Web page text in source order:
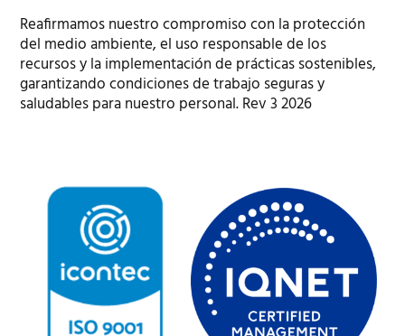
Reafirmamos nuestro compromiso con la protección
del medio ambiente, el uso responsable de los
recursos y la implementación de prácticas sostenibles,
garantizando condiciones de trabajo seguras y
saludables para nuestro personal. Rev 3 2026